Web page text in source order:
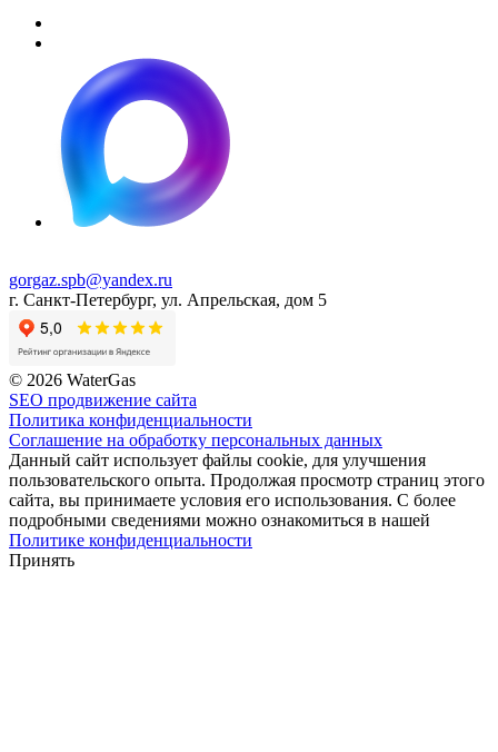
gorgaz.spb@yandex.ru
г. Санкт-Петербург, ул. Апрельская, дом 5
© 2026 WaterGas
SEO продвижение сайта
Политика конфиденциальности
Соглашение на обработку персональных данных
Данный сайт использует файлы cookie, для улучшения
пользовательского опыта. Продолжая просмотр страниц этого
сайта, вы принимаете условия его использования. С более
подробными сведениями можно ознакомиться в нашей
Политике конфиденциальности
Принять